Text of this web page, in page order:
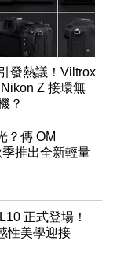
發熱議！Viltrox
Z 接環無
？
？傳 OM
推出全新輕量
正式登場！
性美學迎接